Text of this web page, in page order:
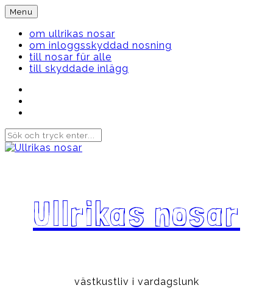
Skip
to
content
Menu
om ullrikas nosar
om inloggsskyddad nosning
till nosar für alle
till skyddade inlägg
Ullrikas nosar
västkustliv i vardagslunk